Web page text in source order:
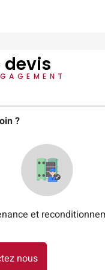
devis
?
et
nous